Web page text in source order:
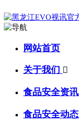
网站首页
关于我们 
食品安全资讯
食品安全动态